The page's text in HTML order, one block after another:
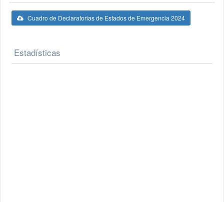
Cuadro de Declaratorias de Estados de Emergencia 2024
Estadísticas